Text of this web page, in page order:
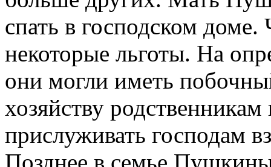
спать в господском
некоторые льготы. На
они могли иметь
хозяйству
прислуживать господам
Позднее в семье